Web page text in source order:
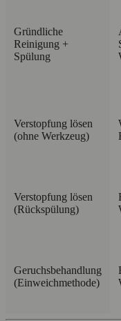
Gründliche
Reinigung +
Spülung
Verstopfung lösen
(ohne Werkzeug)
Verstopfung lösen
(Rückspülung)
Geruchsbehandlung
(Einweichmethode)